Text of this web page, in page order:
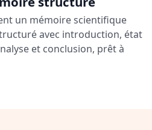
un mémoire scientifique
avec introduction, état
et conclusion, prêt à